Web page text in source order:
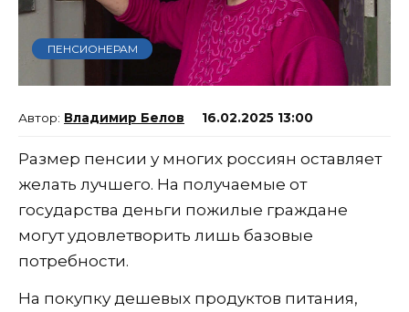
ПЕНСИОНЕРАМ
Владимир Белов 16.02.2025 13:00
Размер пенсии у многих россиян оставляет
желать лучшего. На получаемые от
государства деньги пожилые граждане
могут удовлетворить лишь базовые
потребности.
На покупку дешевых продуктов питания,